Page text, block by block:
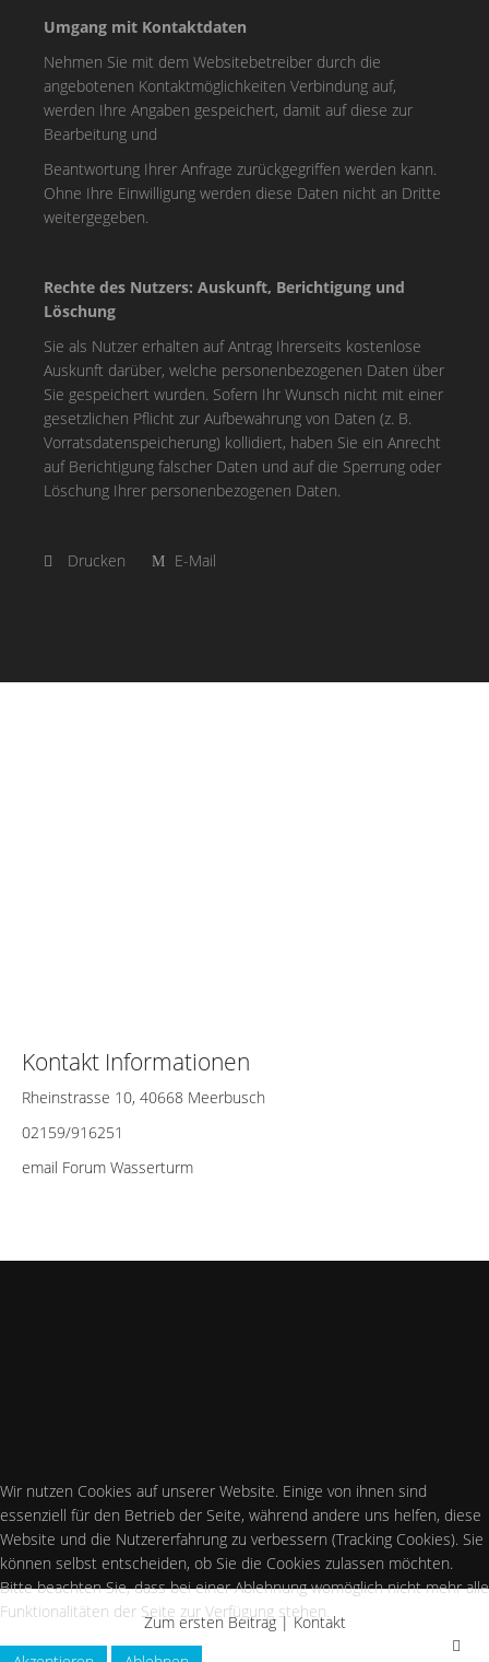
Umgang mit Kontaktdaten
Nehmen Sie mit dem Websitebetreiber durch die
angebotenen Kontaktmöglichkeiten Verbindung auf,
werden Ihre Angaben gespeichert, damit auf diese zur
Bearbeitung und
Beantwortung Ihrer Anfrage zurückgegriffen werden kann.
Ohne Ihre Einwilligung werden diese Daten nicht an Dritte
weitergegeben.
Rechte des Nutzers: Auskunft, Berichtigung und
Löschung
Sie als Nutzer erhalten auf Antrag Ihrerseits kostenlose
Auskunft darüber, welche personenbezogenen Daten über
Sie gespeichert wurden. Sofern Ihr Wunsch nicht mit einer
gesetzlichen Pflicht zur Aufbewahrung von Daten (z. B.
Vorratsdatenspeicherung) kollidiert, haben Sie ein Anrecht
auf Berichtigung falscher Daten und auf die Sperrung oder
Löschung Ihrer personenbezogenen Daten.
Drucken E-Mail
Kontakt Informationen
Rheinstrasse 10, 40668 Meerbusch
02159/916251
email Forum Wasserturm
Zum ersten Beitrag|Kontakt
Wir nutzen Cookies auf unserer Website. Einige von ihnen sind
essenziell für den Betrieb der Seite, während andere uns helfen, diese
Website und die Nutzererfahrung zu verbessern (Tracking Cookies). Sie
können selbst entscheiden, ob Sie die Cookies zulassen möchten.
Bitte beachten Sie, dass bei einer Ablehnung womöglich nicht mehr alle
Funktionalitäten der Seite zur Verfügung stehen.